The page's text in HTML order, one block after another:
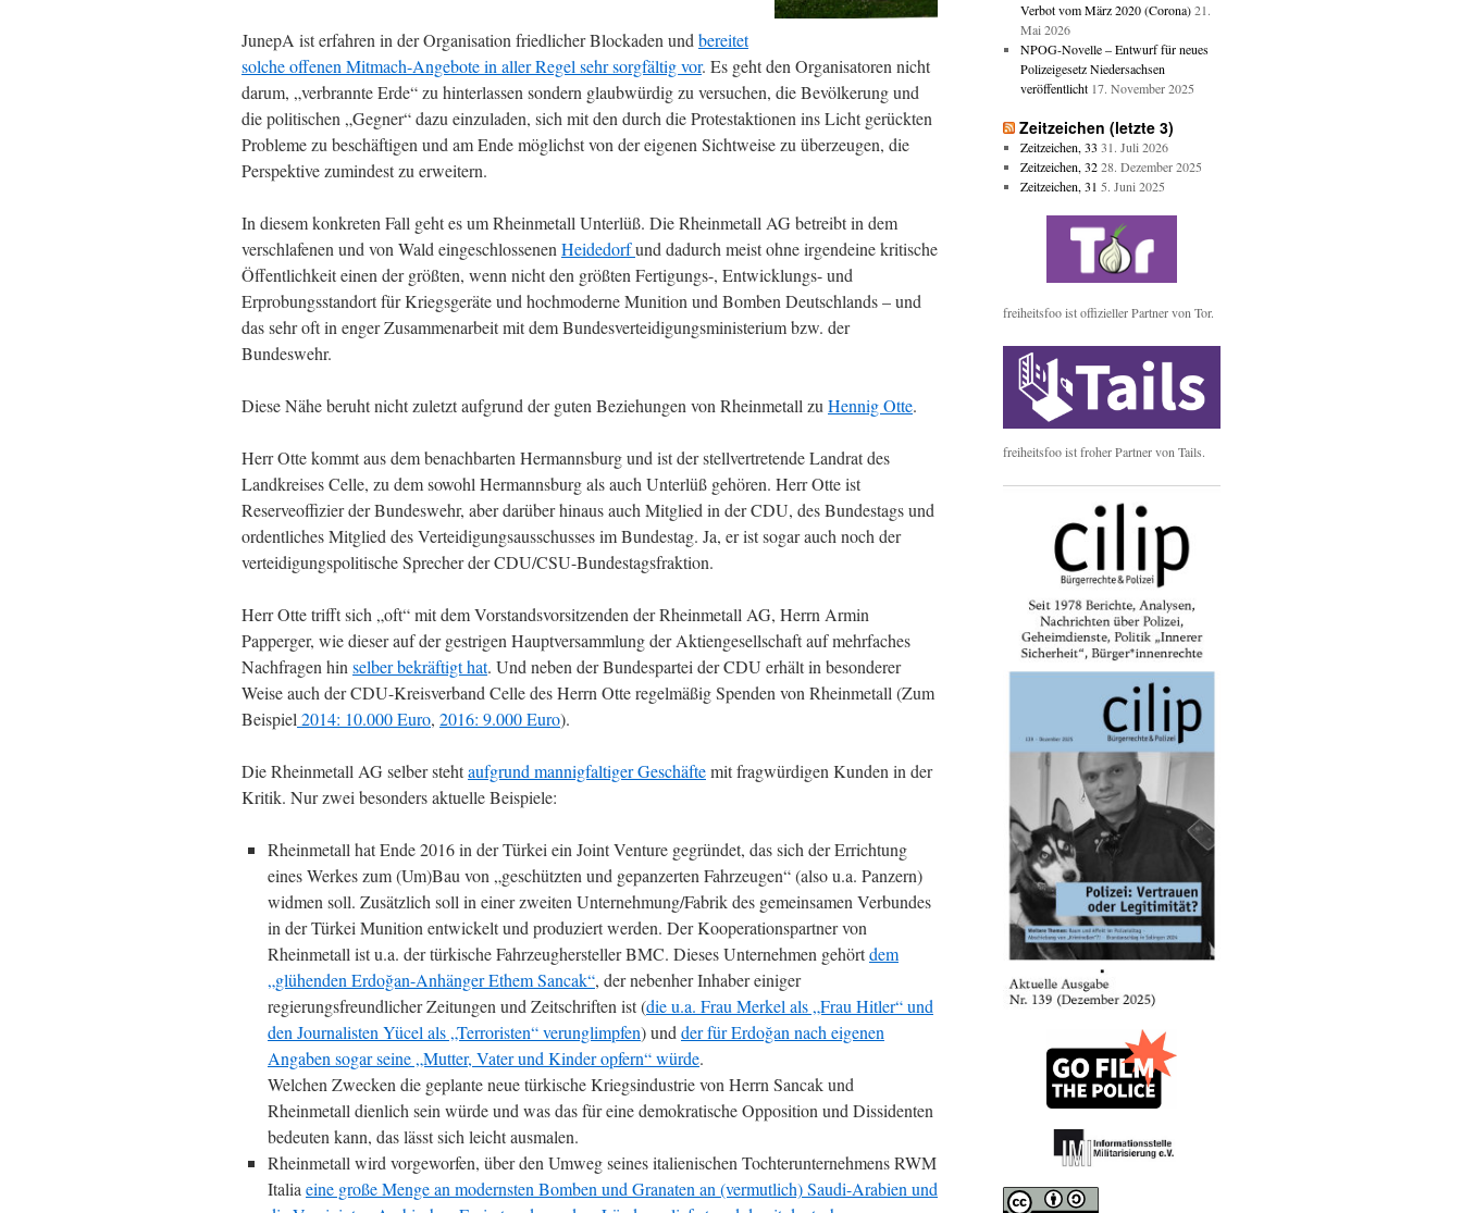
JunepA ist erfahren in der Organisation friedlicher Blockaden und bereitet
solche offenen Mitmach-Angebote in aller Regel sehr sorgfältig vor. Es geht den Organisatoren nicht
darum, „verbrannte Erde“ zu hinterlassen sondern glaubwürdig zu versuchen, die Bevölkerung und
die politischen „Gegner“ dazu einzuladen, sich mit den durch die Protestaktionen ins Licht gerückten
Probleme zu beschäftigen und am Ende möglichst von der eigenen Sichtweise zu überzeugen, die
Perspektive zumindest zu erweitern.
In diesem konkreten Fall geht es um Rheinmetall Unterlüß. Die Rheinmetall AG betreibt in dem
verschlafenen und von Wald eingeschlossenen Heidedorfund dadurch meist ohne irgendeine kritische
Öffentlichkeit einen der größten, wenn nicht den größten Fertigungs-, Entwicklungs- und
Erprobungsstandort für Kriegsgeräte und hochmoderne Munition und Bomben Deutschlands – und
das sehr oft in enger Zusammenarbeit mit dem Bundesverteidigungsministerium bzw. der
Bundeswehr.
Diese Nähe beruht nicht zuletzt aufgrund der guten Beziehungen von Rheinmetall zu Hennig Otte.
Herr Otte kommt aus dem benachbarten Hermannsburg und ist der stellvertretende Landrat des
Landkreises Celle, zu dem sowohl Hermannsburg als auch Unterlüß gehören. Herr Otte ist
Reserveoffizier der Bundeswehr, aber darüber hinaus auch Mitglied in der CDU, des Bundestags und
ordentliches Mitglied des Verteidigungsausschusses im Bundestag. Ja, er ist sogar auch noch der
verteidigungspolitische Sprecher der CDU/CSU-Bundestagsfraktion.
Herr Otte trifft sich „oft“ mit dem Vorstandsvorsitzenden der Rheinmetall AG, Herrn Armin
Papperger, wie dieser auf der gestrigen Hauptversammlung der Aktiengesellschaft auf mehrfaches
Nachfragen hin selber bekräftigt hat. Und neben der Bundespartei der CDU erhält in besonderer
Weise auch der CDU-Kreisverband Celle des Herrn Otte regelmäßig Spenden von Rheinmetall (Zum
Beispiel 2014: 10.000 Euro, 2016: 9.000 Euro).
Die Rheinmetall AG selber stehtaufgrund mannigfaltiger Geschäftemit fragwürdigen Kunden in der
Kritik. Nur zwei besonders aktuelle Beispiele:
Rheinmetall hat Ende 2016 in der Türkei ein Joint Venture gegründet, das sich der Errichtung
eines Werkes zum (Um)Bau von „geschützten und gepanzerten Fahrzeugen“ (also u.a. Panzern)
widmen soll. Zusätzlich soll in einer zweiten Unternehmung/Fabrik des gemeinsamen Verbundes
in der Türkei Munition entwickelt und produziert werden. Der Kooperationspartner von
Rheinmetall ist u.a. der türkische Fahrzeughersteller BMC. Dieses Unternehmen gehörtdem
„glühenden Erdoğan-Anhänger Ethem Sancak“, der nebenher Inhaber einiger
regierungsfreundlicher Zeitungen und Zeitschriften ist (die u.a. Frau Merkel als „Frau Hitler“ und
den Journalisten Yücel als „Terroristen“ verunglimpfen) und der für Erdoğan nach eigenen
Angaben sogar seine „Mutter, Vater und Kinder opfern“ würde.
Welchen Zwecken die geplante neue türkische Kriegsindustrie von Herrn Sancak und
Rheinmetall dienlich sein würde und was das für eine demokratische Opposition und Dissidenten
bedeuten kann, das lässt sich leicht ausmalen.
Rheinmetall wird vorgeworfen, über den Umweg seines italienischen Tochterunternehmens RWM
Italia eine große Menge an modernsten Bomben und Granaten an (vermutlich) Saudi-Arabien und
Verbot vom März 2020 (Corona) 21.
Mai 2026
NPOG-Novelle – Entwurf für neues
Polizeigesetz Niedersachsen
veröffentlicht 17. November 2025
Zeitzeichen (letzte 3)
Zeitzeichen, 33 31. Juli 2026
Zeitzeichen, 32 28. Dezember 2025
Zeitzeichen, 31 5. Juni 2025
freiheitsfoo ist offizieller Partner von Tor.
freiheitsfoo ist froher Partner von Tails.